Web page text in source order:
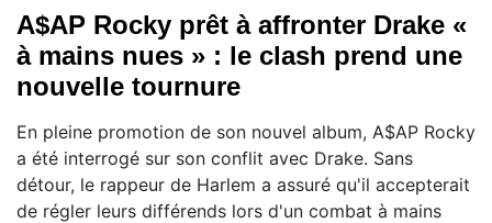
A$AP Rocky prêt à affronter Drake «
à mains nues » : le clash prend une
nouvelle tournure
En pleine promotion de son nouvel album, A$AP Rocky
a été interrogé sur son conflit avec Drake. Sans
détour, le rappeur de Harlem a assuré qu'il accepterait
de régler leurs différends lors d'un combat à mains